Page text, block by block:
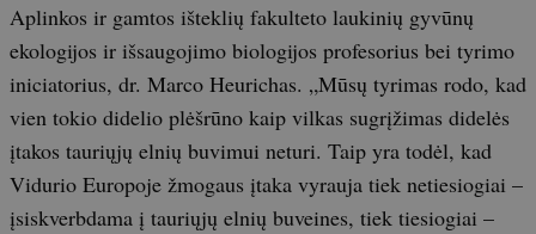
Aplinkos ir gamtos išteklių fakulteto laukinių gyvūnų
ekologijos ir išsaugojimo biologijos profesorius bei tyrimo
iniciatorius, dr. Marco Heurichas. „Mūsų tyrimas rodo, kad
vien tokio didelio plėšrūno kaip vilkas sugrįžimas didelės
įtakos tauriųjų elnių buvimui neturi. Taip yra todėl, kad
Vidurio Europoje žmogaus įtaka vyrauja tiek netiesiogiai –
įsiskverbdama į tauriųjų elnių buveines, tiek tiesiogiai –